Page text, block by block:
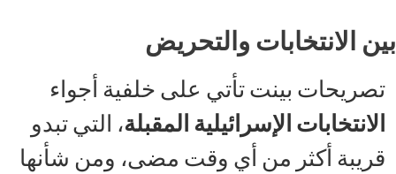
بين الانتخابات والتحريض
تصريحات بينت تأتي على خلفية أجواء
الانتخابات الإسرائيلية المقبلة، التي تبدو
قريبة أكثر من أي وقت مضى، ومن شأنها